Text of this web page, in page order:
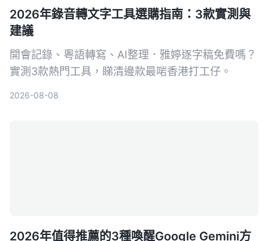
2026年錄音轉文字工具選購指南：3款實測與
建議
開會記錄、粵語轉寫、AI整理．雅婷逐字稿免費嗎？
實測3款熱門工具，睇清邊款最啱香港打工仔。
2026-08-08
2026年值得推薦的3種喚醒Google Gemini方